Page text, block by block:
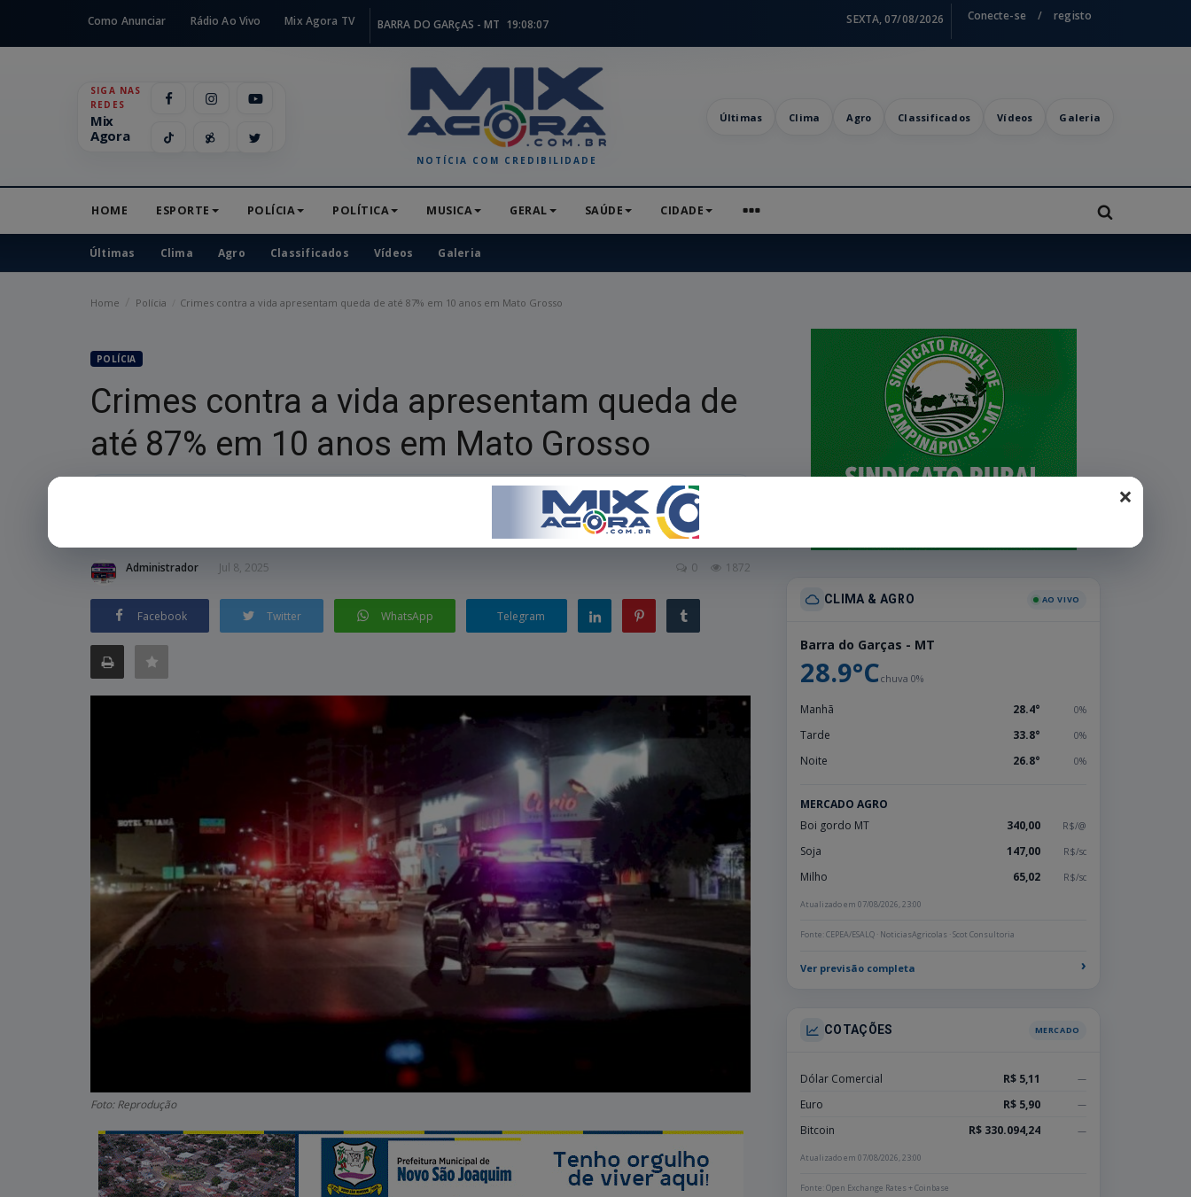
Como Anunciar Rádio Ao Vivo Mix Agora TV BARRA DO GARçAS - MT 19:08:08 SEXTA, 07/08/2026 Conecte-se / registo
SIGA NAS
REDES
Mix
Agora
NOTÍCIA COM CREDIBILIDADE
Últimas Clima Agro Classificados Vídeos Galeria
HOME ESPORTE POLÍCIA POLÍTICA MUSICA GERAL SAÚDE CIDADE
Últimas Clima Agro Classificados Vídeos Galeria
×
Home Polícia Crimes contra a vida apresentam queda de até 87% em 10 anos em Mato Grosso
POLÍCIA
Crimes contra a vida apresentam queda de
até 87% em 10 anos em Mato Grosso
Administrador Jul 8, 2025 1872
0
Facebook Twitter WhatsApp Telegram
Foto: Reprodução
CLIMA & AGRO AO VIVO
Barra do Garças - MT
28.9°Cchuva 0%
Manhã 28.4° 0%
Tarde 33.8° 0%
Noite 26.8° 0%
MERCADO AGRO
Boi gordo MT
340,00 R$/@
Soja 147,00 R$/sc
Milho 65,02 R$/sc
Atualizado em 07/08/2026, 23:00
Fonte: CEPEA/ESALQ · NoticiasAgricolas · Scot Consultoria
Ver previsão completa ›
COTAÇÕES MERCADO
Dólar Comercial R$ 5,11 —
Euro R$ 5,90 —
Bitcoin R$ 330.094,24 —
Atualizado em 07/08/2026, 23:00
Fonte: Open Exchange Rates + Coinbase